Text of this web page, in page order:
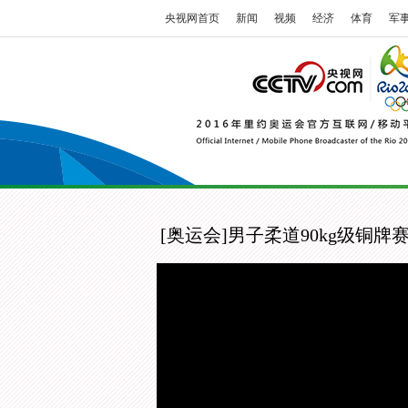
央视网首页 新闻 视频 经济 体育 军
[奥运会]男子柔道90kg级铜牌